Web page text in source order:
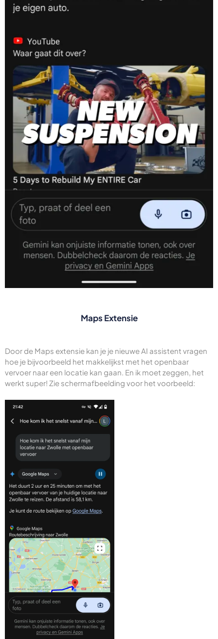
Maps Extensie
Door de Maps extensie kan je je nieuwe AI assistent vragen
hoe je bijvoorbeeld het makkelijkst met het openbaar
vervoer naar een locatie kan gaan. En ik moet zeggen, het
werkt super! Zie schermafbeelding voor het voorbeeld: